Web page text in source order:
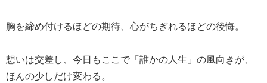
胸を締め付けるほどの期待、心がちぎれるほどの後悔。
想いは交差し、今日もここで「誰かの人生」の風向きが、
ほんの少しだけ変わる。